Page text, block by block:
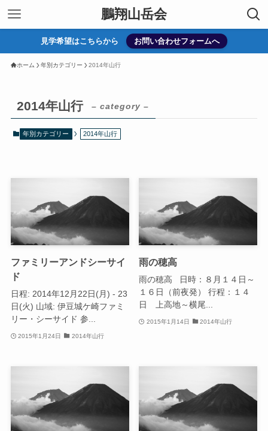
鵬翔山岳会
見学希望はこちらから お問い合わせフォームへ
ホーム 年別カテゴリー 2014年山行
2014年山行 – category –
年別カテゴリー 2014年山行
ファミリーアンドシーサイ
ド
日程: 2014年12月22日(月) - 23
日(火) 山域: 伊豆城ケ崎ファミ
リー・シーサイド 参...
2015年1月24日 2014年山行
雨の穂高
雨の穂高 日時：８月１４日～
１６日（前夜発） 行程：１４
日 上高地～横尾...
2015年1月14日 2014年山行